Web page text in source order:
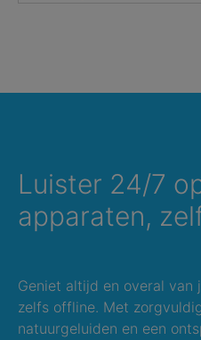
Luister 24/7
apparaten,
Geniet altijd en overal van
zelfs offline. Met
natuurgeluiden en een